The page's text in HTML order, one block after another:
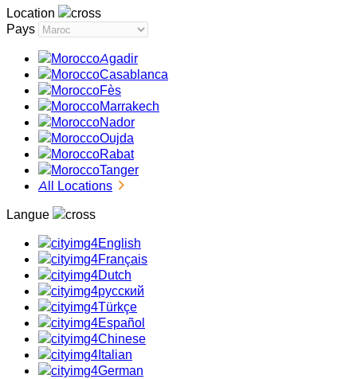
Location
Pays
Agadir
Casablanca
Fès
Marrakech
Nador
Oujda
Rabat
Tanger
All Locations
Langue
English
Français
Dutch
русский
Türkçe
Español
Chinese
Italian
German